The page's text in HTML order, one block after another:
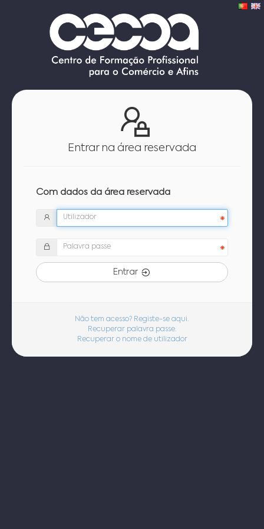
Entrar na área reservada
Com dados da área reservada
Entrar
Não tem acesso? Registe-se aqui.
Recuperar palavra passe.
Recuperar o nome de utilizador